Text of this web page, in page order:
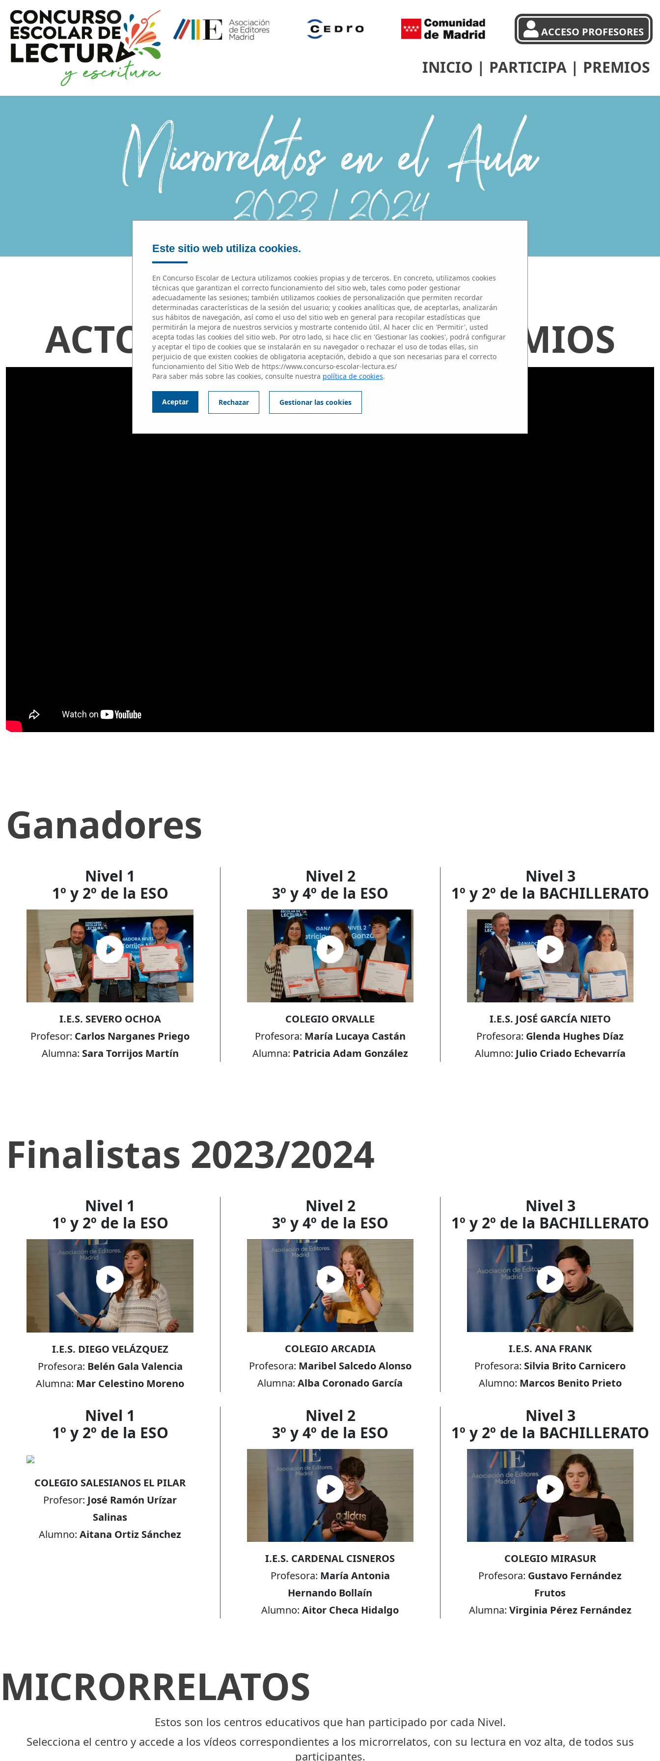
ACCESO PROFESORES
INICIO | PARTICIPA | PREMIOS
Microrrelatos en el Aula
2023 / 2024
ACTO DE ENTREGA DE PREMIOS
Ganadores
Nivel 1
1º y 2º de la ESO
I.E.S. SEVERO OCHOA
Profesor: Carlos Narganes Priego
Alumna: Sara Torrijos Martín
Nivel 2
3º y 4º de la ESO
COLEGIO ORVALLE
Profesora: María Lucaya Castán
Alumna: Patricia Adam González
Nivel 3
1º y 2º de la BACHILLERATO
I.E.S. JOSÉ GARCÍA NIETO
Profesora: Glenda Hughes Díaz
Alumno: Julio Criado Echevarría
Finalistas 2023/2024
Nivel 1
1º y 2º de la ESO
I.E.S. DIEGO VELÁZQUEZ
Profesora: Belén Gala Valencia
Alumna: Mar Celestino Moreno
Nivel 2
3º y 4º de la ESO
COLEGIO ARCADIA
Profesora: Maribel Salcedo Alonso
Alumna:Alba Coronado García
Nivel 3
1º y 2º de la BACHILLERATO
I.E.S. ANA FRANK
Profesora: Silvia Brito Carnicero
Alumno: Marcos Benito Prieto
Nivel 1
1º y 2º de la ESO
COLEGIO SALESIANOS EL PILAR
Profesor: José Ramón Urízar
Salinas
Alumno: Aitana Ortiz Sánchez
Nivel 2
3º y 4º de la ESO
I.E.S. CARDENAL CISNEROS
Profesora: María Antonia
Hernando Bollaín
Alumno:Aitor Checa Hidalgo
Nivel 3
1º y 2º de la BACHILLERATO
COLEGIO MIRASUR
Profesora: Gustavo Fernández
Frutos
Alumna: Virginia Pérez Fernández
MICRORRELATOS
Estos son los centros educativos que han participado por cada Nivel.
Selecciona el centro y accede a los vídeos correspondientes a los microrrelatos, con su lectura en voz alta, de todos sus
participantes.
Este sitio web utiliza cookies.
En Concurso Escolar de Lectura utilizamos cookies propias y de terceros. En concreto, utilizamos cookies
técnicas que garantizan el correcto funcionamiento del sitio web, tales como poder gestionar
adecuadamente las sesiones; también utilizamos cookies de personalización que permiten recordar
determinadas características de la sesión del usuario; y cookies analíticas que, de aceptarlas, analizarán
sus hábitos de navegación, así como el uso del sitio web en general para recopilar estadísticas que
permitirán la mejora de nuestros servicios y mostrarte contenido útil. Al hacer clic en 'Permitir', usted
acepta todas las cookies del sitio web. Por otro lado, si hace clic en 'Gestionar las cookies', podrá configurar
y aceptar el tipo de cookies que se instalarán en su navegador o rechazar el uso de todas ellas, sin
perjuicio de que existen cookies de obligatoria aceptación, debido a que son necesarias para el correcto
funcionamiento del Sitio Web de https://www.concurso-escolar-lectura.es/
Para saber más sobre las cookies, consulte nuestra política de cookies.
Aceptar Rechazar Gestionar las cookies